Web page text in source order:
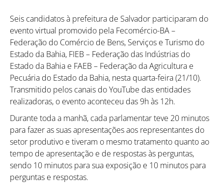
Seis candidatos à prefeitura de Salvador participaram do
evento virtual promovido pela Fecomércio-BA –
Federação do Comércio de Bens, Serviços e Turismo do
Estado da Bahia, FIEB – Federação das Indústrias do
Estado da Bahia e FAEB – Federação da Agricultura e
Pecuária do Estado da Bahia, nesta quarta-feira (21/10).
Transmitido pelos canais do YouTube das entidades
realizadoras, o evento aconteceu das 9h às 12h.
Durante toda a manhã, cada parlamentar teve 20 minutos
para fazer as suas apresentações aos representantes do
setor produtivo e tiveram o mesmo tratamento quanto ao
tempo de apresentação e de respostas às perguntas,
sendo 10 minutos para sua exposição e 10 minutos para
perguntas e respostas.